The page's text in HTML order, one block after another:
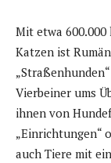
Mit etwa
Katzen ist
Vierbeiner ums
ihnen von
„Einrichtungen“
auch Tiere mit